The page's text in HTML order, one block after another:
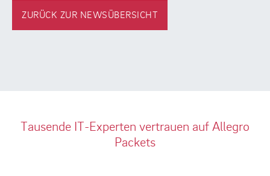
ZURÜCK ZUR NEWSÜBERSICHT
Tausende IT-Experten vertrauen auf Allegro
Packets